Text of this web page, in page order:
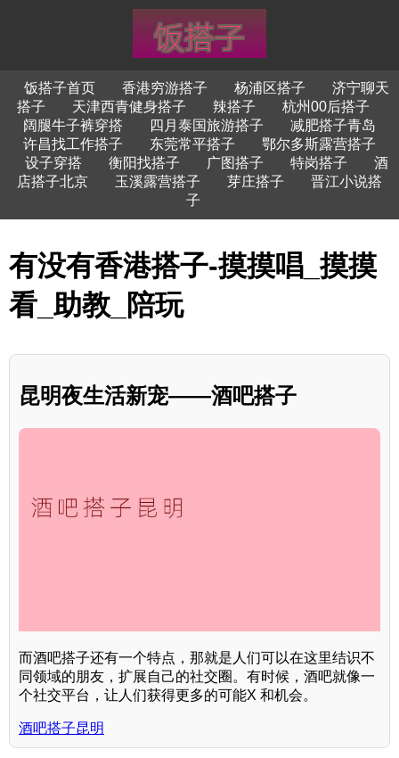
饭搭子首页 香港穷游搭子 杨浦区搭子
济宁聊天
搭子
天津西青健身搭子 辣搭子
杭州00后搭子
阔腿牛子裤穿搭
四月泰国旅游搭子
减肥搭子青岛
许昌找工作搭子
东莞常平搭子
鄂尔多斯露营搭子
设子穿搭
衡阳找搭子 广图搭子 特岗搭子
酒
店搭子北京
玉溪露营搭子 芽庄搭子
晋江小说搭
子
有没有香港搭子-摸摸唱_摸摸
看_助教_陪玩
昆明夜生活新宠——酒吧搭子
而酒吧搭子还有一个特点，那就是人们可以在这里结识不
同领域的朋友，扩展自己的社交圈。有时候，酒吧就像一
个社交平台，让人们获得更多的可能X 和机会。
酒吧搭子昆明